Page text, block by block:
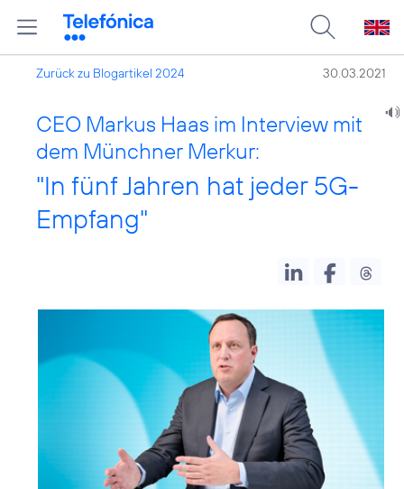
Zurück zu Blogartikel 2024 30.03.2021
CEO Markus Haas im Interview mit
dem Münchner Merkur:
"In fünf Jahren hat jeder 5G-
Empfang"